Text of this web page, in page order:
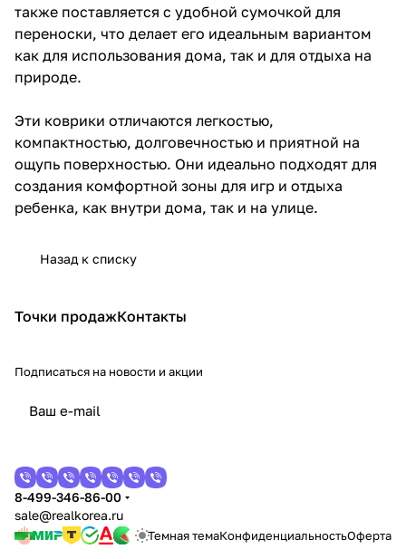
также поставляется с удобной сумочкой для
переноски, что делает его идеальным вариантом
как для использования дома, так и для отдыха на
природе.
Эти коврики отличаются легкостью,
компактностью, долговечностью и приятной на
ощупь поверхностью. Они идеально подходят для
создания комфортной зоны для игр и отдыха
ребенка, как внутри дома, так и на улице.
Назад к списку
Точки продажКонтакты
Подписаться на новости и акции
8-499-346-86-00
sale@realkorea.ru
Темная темаКонфиденциальностьОферта